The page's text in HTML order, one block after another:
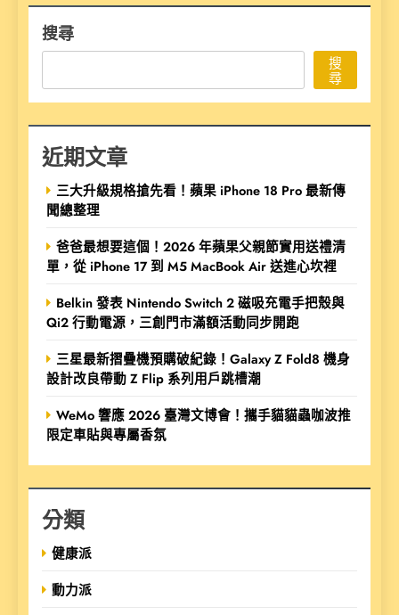
搜尋
搜
尋
近期文章
三大升級規格搶先看！蘋果 iPhone 18 Pro 最新傳
聞總整理
爸爸最想要這個！2026 年蘋果父親節實用送禮清
單，從 iPhone 17 到 M5 MacBook Air 送進心坎裡
Belkin 發表 Nintendo Switch 2 磁吸充電手把殼與
Qi2 行動電源，三創門市滿額活動同步開跑
三星最新摺疊機預購破紀錄！Galaxy Z Fold8 機身
設計改良帶動 Z Flip 系列用戶跳槽潮
WeMo 響應 2026 臺灣文博會！攜手貓貓蟲咖波推
限定車貼與專屬香氛
分類
健康派
動力派